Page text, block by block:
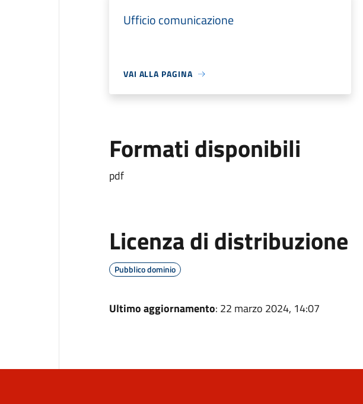
Ufficio comunicazione
VAI ALLA PAGINA
Formati disponibili
pdf
Licenza di distribuzione
Pubblico dominio
Ultimo aggiornamento: 22 marzo 2024, 14:07